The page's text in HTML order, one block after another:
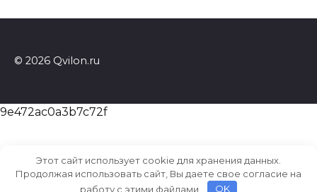
© 2026 Qvilon.ru
9e472ac0a3b7c72f
Этот сайт использует cookie для хранения данных.
Продолжая использовать сайт, Вы даете свое согласие на
работу с этими файлами.
OK